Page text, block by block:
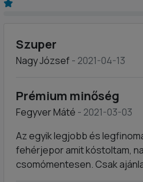
Szuper
Nagy József- 2021-04-13
Prémium minőség
Fegyver Máté - 2021-03-03
Az egyik legjobb és
fehérjepor amit kóstoltam,
csomómentesen. Csak